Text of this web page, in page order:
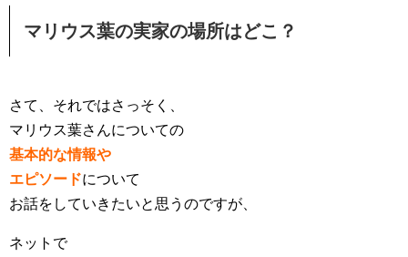
マリウス葉の実家の場所はどこ？
さて、それではさっそく、
マリウス葉さんについての
基本的な情報や
エピソードについて
お話をしていきたいと思うのですが、
ネットで